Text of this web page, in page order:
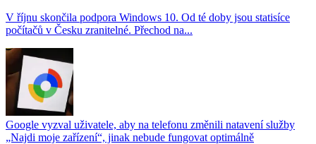
V říjnu skončila podpora Windows 10. Od té doby jsou statisíce
počítačů v Česku zranitelné. Přechod na...
Google vyzval uživatele, aby na telefonu změnili natavení služby
„Najdi moje zařízení“, jinak nebude fungovat optimálně